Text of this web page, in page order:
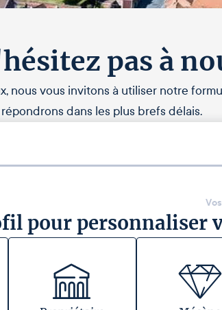
pas à
nous vous invitons à utiliser notre
dans les plus brefs délais.
pour personnaliser